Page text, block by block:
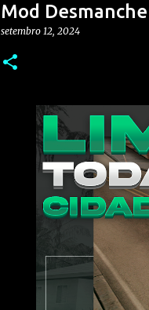
Mod
setembro 12, 2024